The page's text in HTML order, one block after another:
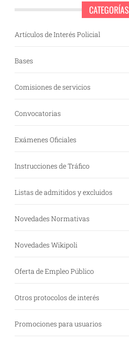
CATEGORÍAS
Artículos de Interés Policial
Bases
Comisiones de servicios
Convocatorias
Exámenes Oficiales
Instrucciones de Tráfico
Listas de admitidos y excluidos
Novedades Normativas
Novedades Wikipoli
Oferta de Empleo Público
Otros protocolos de interés
Promociones para usuarios